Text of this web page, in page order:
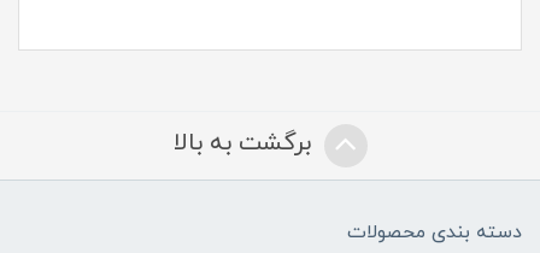
برگشت به بالا
دسته بندی محصولات